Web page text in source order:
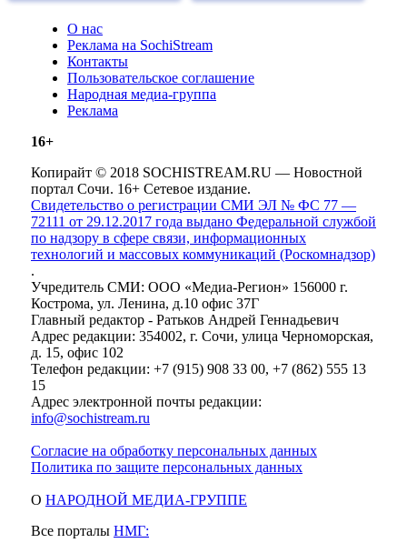
О нас
Реклама на SochiStream
Контакты
Пользовательское соглашение
Народная медиа-группа
Реклама
16+
Копирайт © 2018 SOCHISTREAM.RU — Новостной
портал Сочи. 16+ Сетевое издание.
Свидетельство о регистрации СМИ ЭЛ № ФС 77 —
72111 от 29.12.2017 года выдано Федеральной службой
по надзору в сфере связи, информационных
технологий и массовых коммуникаций (Роскомнадзор)
.
Учредитель СМИ: ООО «Медиа-Регион» 156000 г.
Кострома, ул. Ленина, д.10 офис 37Г
Главный редактор - Ратьков Андрей Геннадьевич
Адрес редакции: 354002, г. Сочи, улица Черноморская,
д. 15, офис 102
Телефон редакции: +7 (915) 908 33 00, +7 (862) 555 13
15
Адрес электронной почты редакции:
info@sochistream.ru
Согласие на обработку персональных данных
Политика по защите персональных данных
О НАРОДНОЙ МЕДИА-ГРУППЕ
Все порталы НМГ: